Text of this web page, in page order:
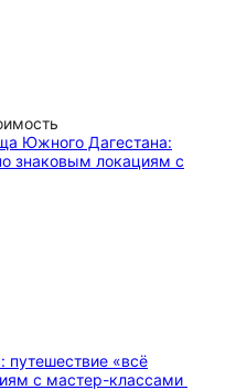
«всё
с мастер-классами